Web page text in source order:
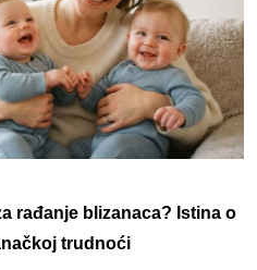
rađanje blizanaca? Istina o
trudnoći